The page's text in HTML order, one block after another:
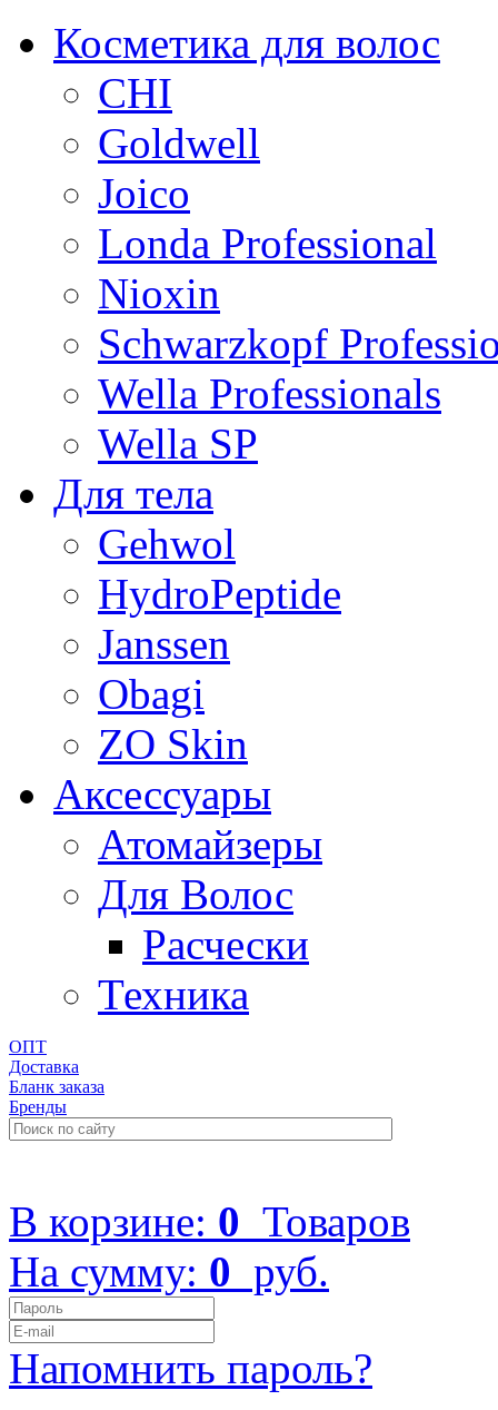
Косметика для волос
CHI
Goldwell
Joico
Londa Professional
Nioxin
Schwarzkopf
Wella Professionals
Wella SP
Для тела
Gehwol
HydroPeptide
Janssen
Obagi
ZO Skin
Aксессуары
Атомайзеры
Для Волос
Расчески
Техника
ОПТ
Доставка
Бланк заказа
Бренды
В корзине: 0 Товаров
На сумму: 0 руб.
Напомнить пароль?